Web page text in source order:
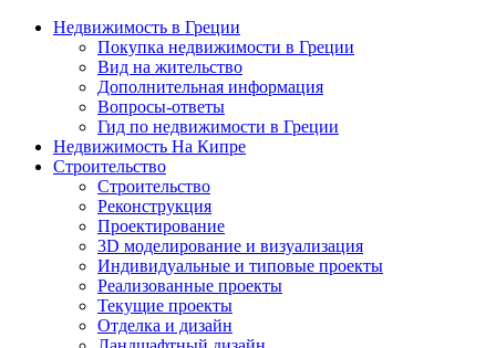
Недвижимость в Греции
Покупка недвижимости в Греции
Вид на жительство
Дополнительная информация
Вопросы-ответы
Гид по недвижимости в Греции
Недвижимость На Кипре
Строительство
Строительство
Реконструкция
Проектирование
3D моделирование и визуализация
Индивидуальные и типовые проекты
Реализованные проекты
Текущие проекты
Отделка и дизайн